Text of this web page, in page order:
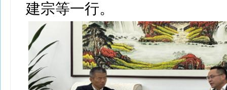
建宗等一行。